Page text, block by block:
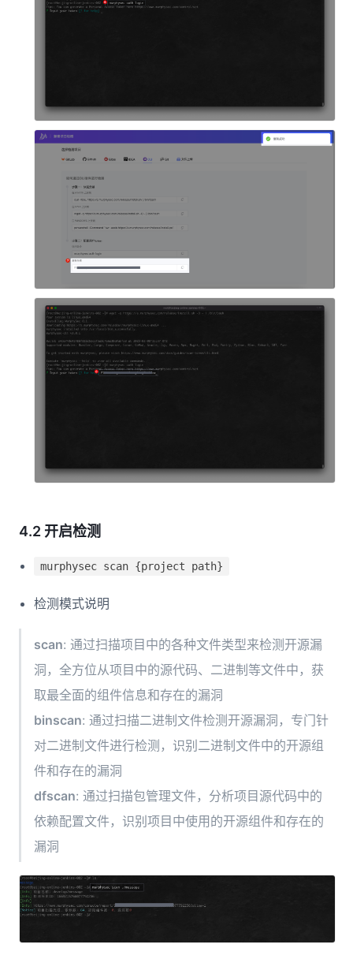
4.2 开启检测
murphysec scan {project path}
检测模式说明
scan: 通过扫描项目中的各种文件类型来检测开源漏
洞，全方位从项目中的源代码、二进制等文件中，获
取最全面的组件信息和存在的漏洞
binscan: 通过扫描二进制文件检测开源漏洞，专门针
对二进制文件进行检测，识别二进制文件中的开源组
件和存在的漏洞
dfscan: 通过扫描包管理文件，分析项目源代码中的
依赖配置文件，识别项目中使用的开源组件和存在的
漏洞